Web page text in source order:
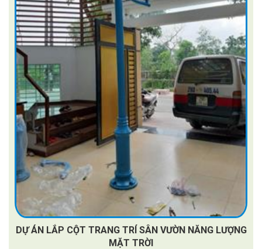
DỰ ÁN LẮP CỘT TRANG TRÍ SÂN VƯỜN NĂNG LƯỢNG
MẶT TRỜI